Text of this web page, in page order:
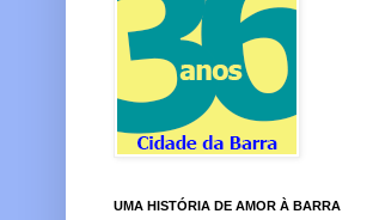
UMA HISTÓRIA DE AMOR À BARRA